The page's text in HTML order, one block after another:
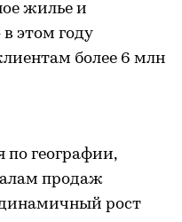
жилье и
этом году
более 6 млн
географии,
продаж
рост